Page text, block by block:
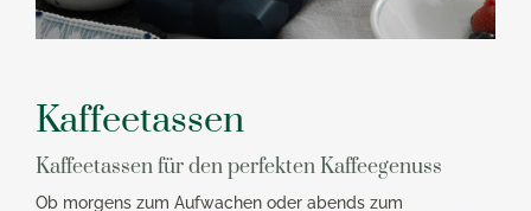
Kaffeetassen
Kaffeetassen für den perfekten Kaffeegenuss
Ob morgens zum Aufwachen oder abends zum